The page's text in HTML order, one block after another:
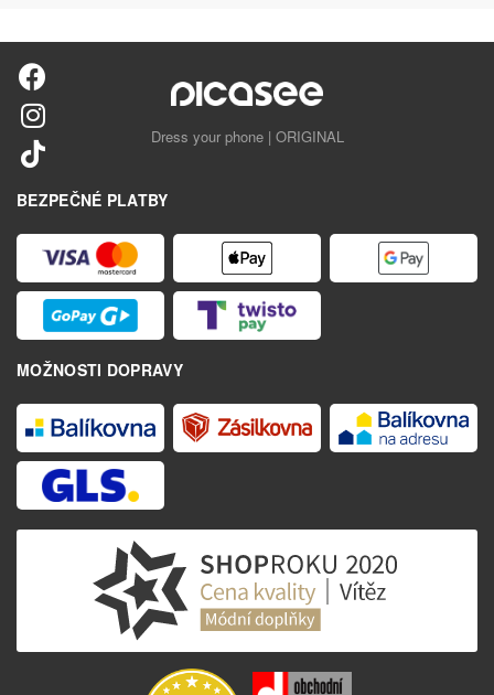
Dress your phone | ORIGINAL
BEZPEČNÉ PLATBY
MOŽNOSTI DOPRAVY